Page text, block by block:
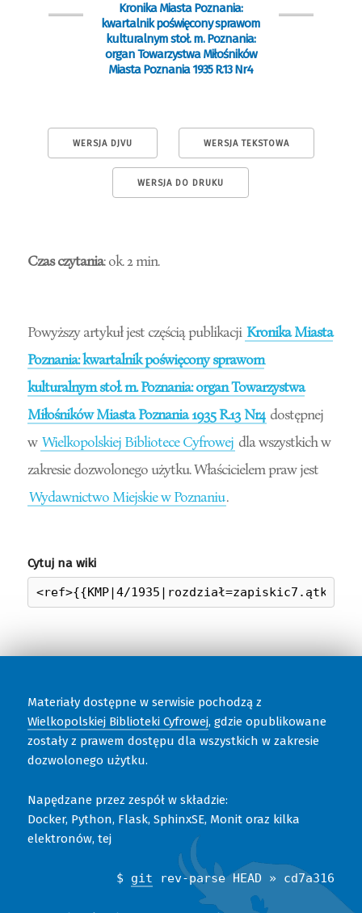
Kronika Miasta Poznania:
kwartalnik poświęcony sprawom
kulturalnym stoł. m. Poznania:
organ Towarzystwa Miłośników
Miasta Poznania 1935 R.13 Nr4
WERSJA DJVU WERSJA TEKSTOWA
WERSJA DO DRUKU
Czas czytania: ok. 2 min.
Powyższy artykuł jest częścią publikacji Kronika Miasta
Poznania: kwartalnik poświęcony sprawom
kulturalnym stoł. m. Poznania: organ Towarzystwa
Miłośników Miasta Poznania 1935 R.13 Nr4 dostępnej
w Wielkopolskiej Bibliotece Cyfrowej dla wszystkich w
zakresie dozwolonego użytku. Właścicielem praw jest
Wydawnictwo Miejskie w Poznaniu.
Cytuj na wiki
Materiały dostępne w serwisie pochodzą z
Wielkopolskiej Biblioteki Cyfrowej, gdzie opublikowane
zostały z prawem dostępu dla wszystkich w zakresie
dozwolonego użytku.
Napędzane przez zespół w składzie:
Docker, Python, Flask, SphinxSE, Monit oraz kilka
elektronów, tej
$ git rev-parse HEAD » cd7a316